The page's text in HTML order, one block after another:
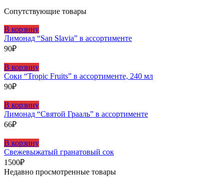
Сопутствующие товары
В корзину
Лимонад “San Slavia” в ассортименте
90₽
В корзину
Соки “Tropic Fruits” в ассортименте, 240 мл
90₽
В корзину
Лимонад “Святой Грааль” в ассортименте
66₽
В корзину
Свежевыжатый гранатовый сок
1500₽
Недавно просмотренные товары